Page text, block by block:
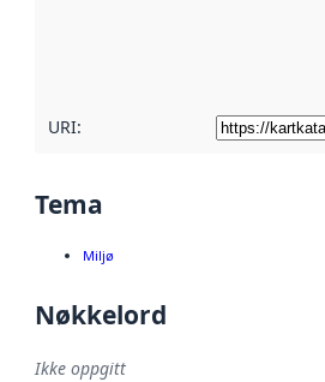
URI:
Tema
Miljø
Nøkkelord
Ikke oppgitt